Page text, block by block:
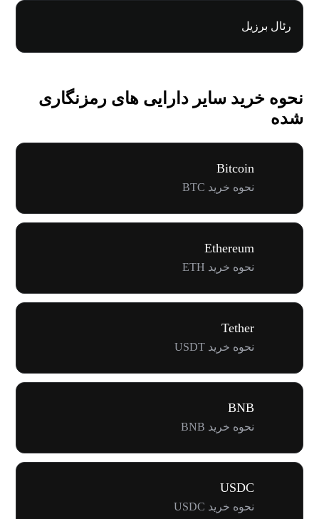
رئال برزیل
نحوه خرید سایر دارایی های رمزنگاری
شده
Bitcoin
نحوه خرید BTC
Ethereum
نحوه خرید ETH
Tether
نحوه خرید USDT
BNB
نحوه خرید BNB
USDC
نحوه خرید USDC